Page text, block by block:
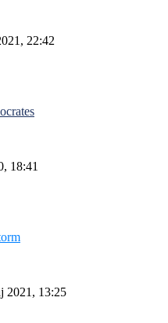
22:42
18:41
2021, 13:25